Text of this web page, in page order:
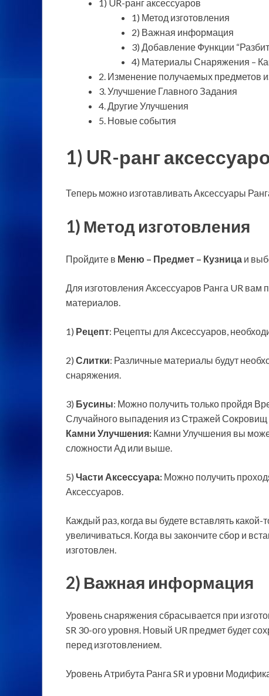
1) UR-ранг аксессуаров
1) Метод изготовления
2) Важная информация
3) Добавление Функции
4) Материалы Снаряжения –
2. Изменение получаемых предметов
3. Улучшение Главного Задания
4. Другие Улучшения
5. Новые события
1) UR-ранг
Теперь можно изготавливать Аксессуары
1) Метод изготовления
Пройдите в Меню – Предмет – Кузница и
Для изготовления Аксессуаров Ранга UR
материалов.
1) Рецепт: Рецепты для Аксессуаров,
2) Слитки: Различные материалы будут
снаряжения.
3) Бусины: Можно получить только пройдя
Случайного выпадения из Стражей
Камни Улучшения: Камни Улучшения вы
сложности Ад или выше.
5) Части Аксессуара: Можно получить
Аксессуаров.
Каждый раз, когда вы будете вставлять
увеличиваться. Когда вы закончите сбор и
изготовлен.
2) Важная информация
Уровень снаряжения сбрасывается при
SR 30-ого уровня. Новый UR предмет будет
перед изготовлением.
Уровень Атрибута Ранга SR и уровни